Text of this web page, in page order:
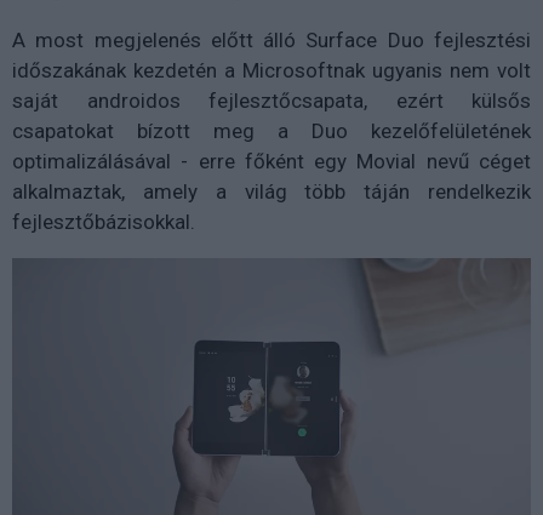
A most megjelenés előtt álló Surface Duo fejlesztési
időszakának kezdetén a Microsoftnak ugyanis nem volt
saját androidos fejlesztőcsapata, ezért külsős
csapatokat bízott meg a Duo kezelőfelületének
optimalizálásával - erre főként egy Movial nevű céget
alkalmaztak, amely a világ több táján rendelkezik
fejlesztőbázisokkal.